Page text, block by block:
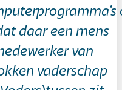
daar een mens
van
vaderschap